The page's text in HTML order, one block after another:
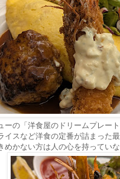
ーの「洋食屋のドリームプレー
イスなど洋食の定番が詰まった
めかない方は人の心を持ってい